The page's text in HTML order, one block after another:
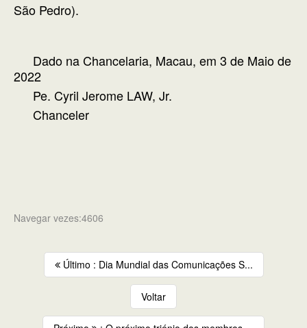
São Pedro).
Dado na Chancelaria, Macau, em 3 de Maio de
2022
Pe. Cyril Jerome LAW, Jr.
Chanceler
Navegar vezes:4606
Último : Dia Mundial das Comunicações S...
Voltar